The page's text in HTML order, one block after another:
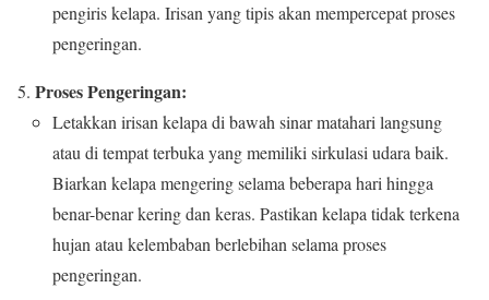
pengiris kelapa. Irisan yang tipis akan mempercepat proses
pengeringan.
Proses Pengeringan:
Letakkan irisan kelapa di bawah sinar matahari langsung
atau di tempat terbuka yang memiliki sirkulasi udara baik.
Biarkan kelapa mengering selama beberapa hari hingga
benar-benar kering dan keras. Pastikan kelapa tidak terkena
hujan atau kelembaban berlebihan selama proses
pengeringan.